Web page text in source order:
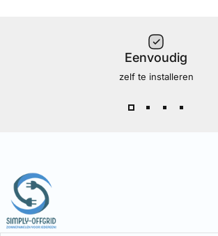
Eenvoudig
zelf te installeren
Simply Offgrid